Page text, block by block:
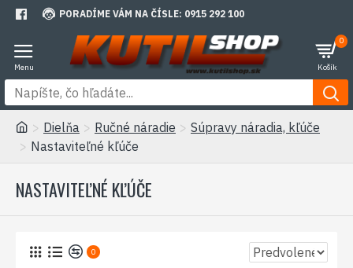
PORADÍME VÁM NA ČÍSLE: 0915 292 100
0
Dielňa Ručné náradie
Súpravy náradia, kľúče
Nastaviteľné kľúče
NASTAVITEĽNÉ KĽÚČE
0